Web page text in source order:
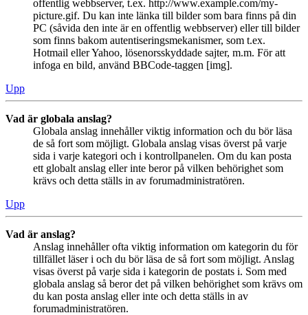
offentlig webbserver, t.ex. http://www.example.com/my-
picture.gif. Du kan inte länka till bilder som bara finns på din
PC (såvida den inte är en offentlig webbserver) eller till bilder
som finns bakom autentiseringsmekanismer, som t.ex.
Hotmail eller Yahoo, lösenorsskyddade sajter, m.m. För att
infoga en bild, använd BBCode-taggen [img].
Upp
Vad är globala anslag?
Globala anslag innehåller viktig information och du bör läsa
de så fort som möjligt. Globala anslag visas överst på varje
sida i varje kategori och i kontrollpanelen. Om du kan posta
ett globalt anslag eller inte beror på vilken behörighet som
krävs och detta ställs in av forumadministratören.
Upp
Vad är anslag?
Anslag innehåller ofta viktig information om kategorin du för
tillfället läser i och du bör läsa de så fort som möjligt. Anslag
visas överst på varje sida i kategorin de postats i. Som med
globala anslag så beror det på vilken behörighet som krävs om
du kan posta anslag eller inte och detta ställs in av
forumadministratören.